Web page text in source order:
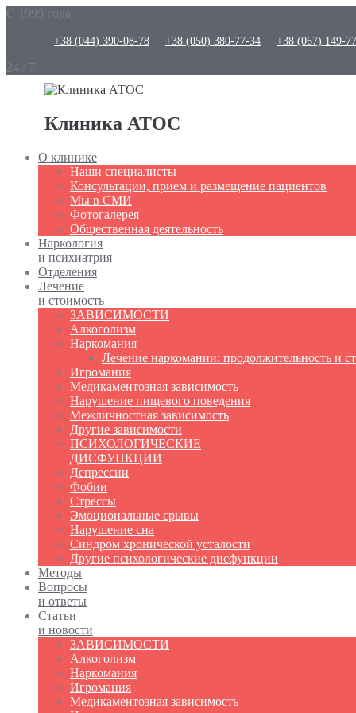
С 1999 года
+38 (044) 390-08-78 +38 (050) 380-77-34 +38 (067) 149-
24 / 7
Клиника АТОС
О клинике
Наши специалисты
Консультации, прием и размещение пациентов
Мы в СМИ
Фотогалерея
Общественная деятельность
Наркология
и психиатрия
Отделения
Лечение
и стоимость
ЗАВИСИМОСТИ
Алкоголизм
Наркомания
Лечение наркомании: продолжительность и
Игромания
Медикаментозная зависимость
Нарушение пищевого поведения
Межличностная зависимость
Другие зависимости
ПСИХОЛОГИЧЕСКИЕ
ДИСФУНКЦИИ
Депрессии
Фобии
Стрессы
Эмоциональные срывы
Нарушение сна
Синдром хронической усталости
Другие психологические дисфункции
Методы
Вопросы
и ответы
Статьи
и новости
ЗАВИСИМОСТИ
Алкоголизм
Наркомания
Игромания
Медикаментозная зависимость